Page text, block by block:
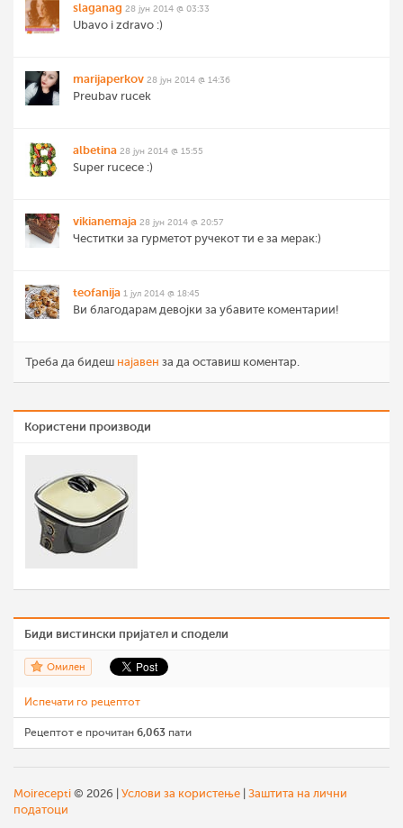
slaganag 28 јун 2014 @ 03:33
Ubavo i zdravo :)
marijaperkov 28 јун 2014 @ 14:36
Preubav rucek
albetina 28 јун 2014 @ 15:55
Super rucece :)
vikianemaja 28 јун 2014 @ 20:57
Честитки за гурметот ручекот ти е за мерак:)
teofanija 1 јул 2014 @ 18:45
Ви благодарам девојки за убавите коментарии!
Треба да бидеш најавен за да оставиш коментар.
Користени производи
Биди вистински пријател и сподели
Омилен
Испечати го рецептот
Рецептот е прочитан 6,063 пати
Moirecepti © 2026 | Услови за користење Заштита на лични
податоци